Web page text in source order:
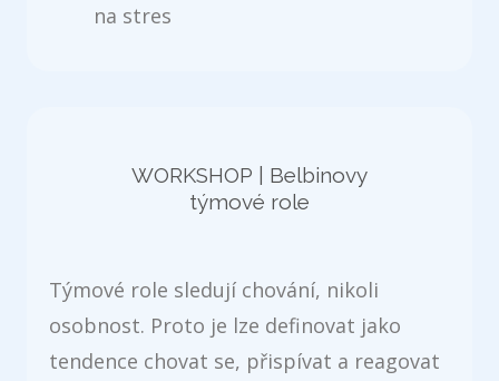
na stres
WORKSHOP | Belbinovy
týmové role
Týmové role sledují chování, nikoli
osobnost. Proto je lze definovat jako
tendence chovat se, přispívat a reagovat